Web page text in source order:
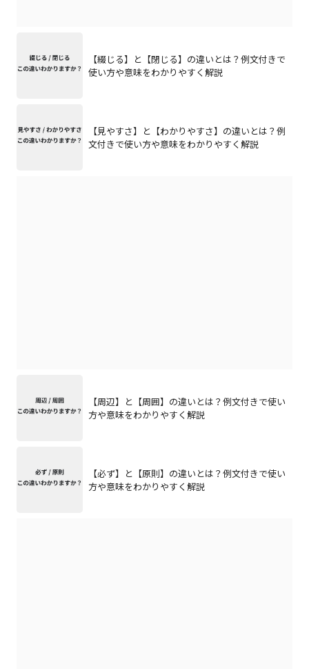
【綴じる】と【閉じる】の違いとは？例文付きで
使い方や意味をわかりやすく解説
【見やすさ】と【わかりやすさ】の違いとは？例
文付きで使い方や意味をわかりやすく解説
【周辺】と【周囲】の違いとは？例文付きで使い
方や意味をわかりやすく解説
【必ず】と【原則】の違いとは？例文付きで使い
方や意味をわかりやすく解説